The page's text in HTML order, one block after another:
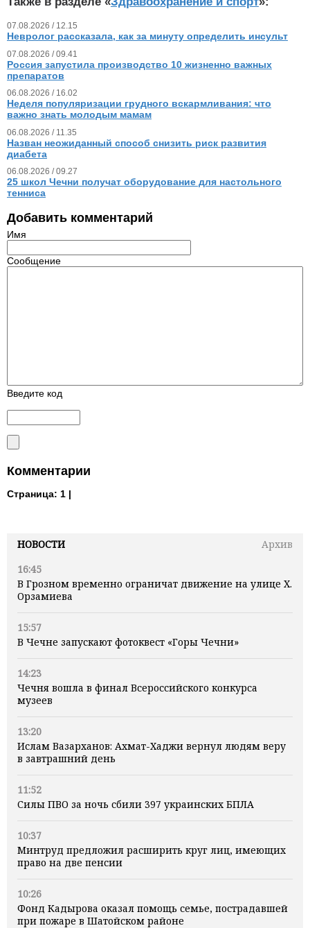
НОВОСТИ
Архив
16:45
В Грозном временно ограничат движение на улице Х.
Орзамиева
15:57
В Чечне запускают фотоквест «Горы Чечни»
14:23
Чечня вошла в финал Всероссийского конкурса
музеев
13:20
Ислам Вазарханов: Ахмат-Хаджи вернул людям веру
в завтрашний день
11:52
Силы ПВО за ночь сбили 397 украинских БПЛА
10:37
Минтруд предложил расширить круг лиц, имеющих
право на две пенсии
10:26
Фонд Кадырова оказал помощь семье, пострадавшей
при пожаре в Шатойском районе
07.08.2026 / 12.15
Невролог рассказала, как за минуту определить инсульт
07.08.2026 / 09.41
Россия запустила производство 10 жизненно важных
препаратов
06.08.2026 / 16.02
Неделя популяризации грудного вскармливания: что
важно знать молодым мамам
06.08.2026 / 11.35
Назван неожиданный способ снизить риск развития
диабета
06.08.2026 / 09.27
25 школ Чечни получат оборудование для настольного
тенниса
Добавить комментарий
Имя
Сообщение
Введите код
Комментарии
Страница: 1 |